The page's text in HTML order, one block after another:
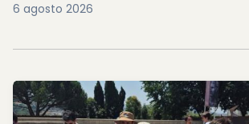
6 agosto 2026